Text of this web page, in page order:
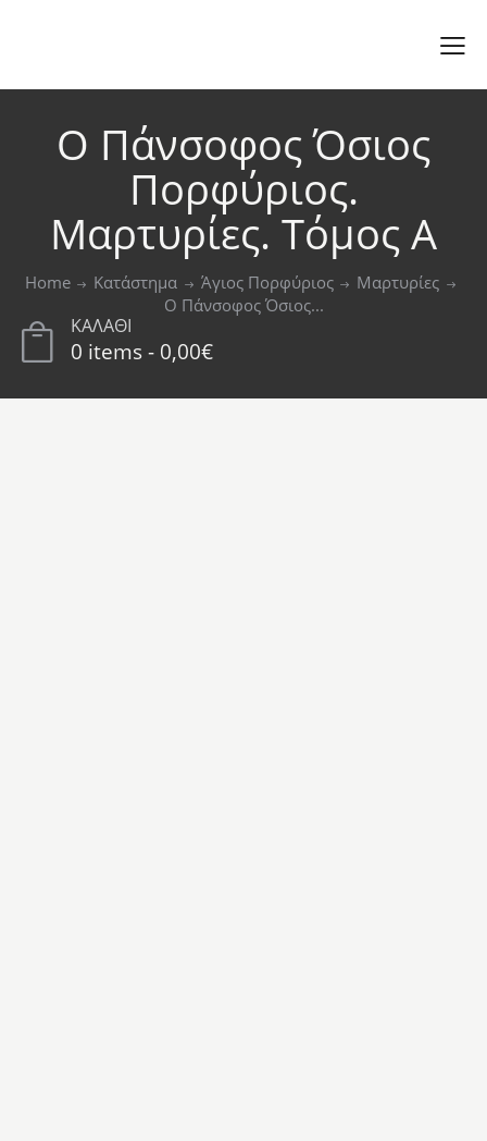
Ο Πάνσοφος Όσιος
Πορφύριος.
Μαρτυρίες. Τόμος Α
Home Κατάστημα Άγιος Πορφύριος
Μαρτυρίες
Ο Πάνσοφος Όσιος...
ΚΑΛΑΘΙ
0 items- 0,00€